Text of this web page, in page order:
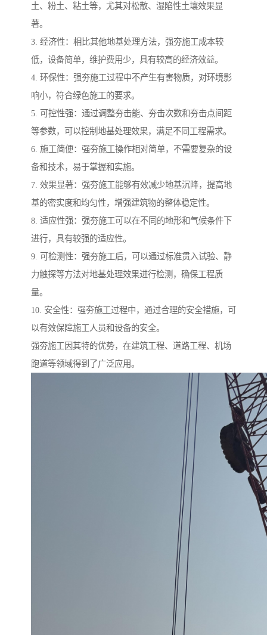
土、粉土、粘土等，尤其对松散、湿陷性土壤效果显
著。
3. 经济性：相比其他地基处理方法，强夯施工成本较
低，设备简单，维护费用少，具有较高的经济效益。
4. 环保性：强夯施工过程中不产生有害物质，对环境影
响小，符合绿色施工的要求。
5. 可控性强：通过调整夯击能、夯击次数和夯击点间距
等参数，可以控制地基处理效果，满足不同工程需求。
6. 施工简便：强夯施工操作相对简单，不需要复杂的设
备和技术，易于掌握和实施。
7. 效果显著：强夯施工能够有效减少地基沉降，提高地
基的密实度和均匀性，增强建筑物的整体稳定性。
8. 适应性强：强夯施工可以在不同的地形和气候条件下
进行，具有较强的适应性。
9. 可检测性：强夯施工后，可以通过标准贯入试验、静
力触探等方法对地基处理效果进行检测，确保工程质
量。
10. 安全性：强夯施工过程中，通过合理的安全措施，可
以有效保障施工人员和设备的安全。
强夯施工因其特的优势，在建筑工程、道路工程、机场
跑道等领域得到了广泛应用。